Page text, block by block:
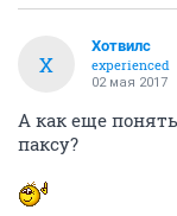
Х
Хотвилс
experienced
02 мая 2017
А как еще
паксу?